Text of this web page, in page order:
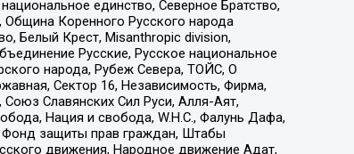
единство, Северное Братство,
Коренного Русского народа
Белый Крест, Misanthropic division,
Русские, Русское национальное
народа, Рубеж Севера, ТОЙС, О
Сектор 16, Независимость, Фирма,
Славянских Сил Руси, Алля-Аят,
Нация и свобода, W.H.С., Фалунь Дафа,
Фонд защиты прав граждан, Штабы
движения, Народное движение Адат,